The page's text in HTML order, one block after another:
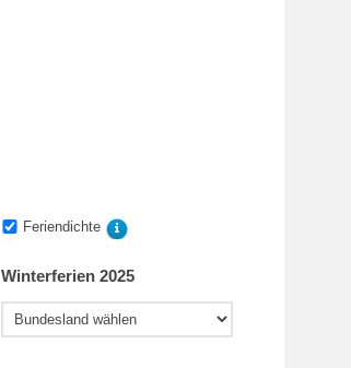
Feriendichte
Winterferien 2025